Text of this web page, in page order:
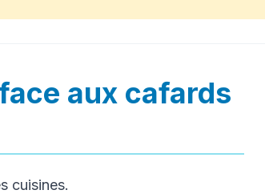
aux cafards
cuisines.